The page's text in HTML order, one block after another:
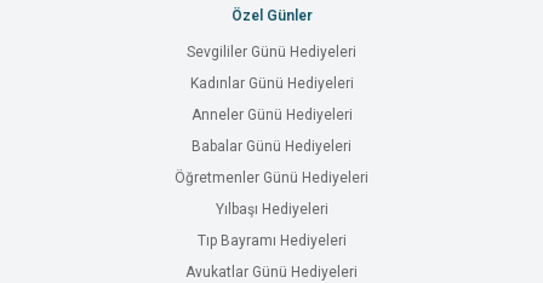
Özel Günler
Sevgililer Günü Hediyeleri
Kadınlar Günü Hediyeleri
Anneler Günü Hediyeleri
Babalar Günü Hediyeleri
Öğretmenler Günü Hediyeleri
Yılbaşı Hediyeleri
Tıp Bayramı Hediyeleri
Avukatlar Günü Hediyeleri